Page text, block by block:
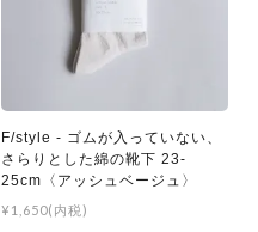
F/style - ゴムが入っていない、
さらりとした綿の靴下 23-
25cm〈アッシュベージュ〉
¥1,650(内税)